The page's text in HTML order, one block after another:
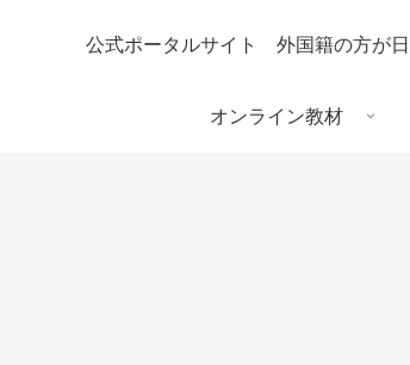
公式ポータルサイト
オンライン教材